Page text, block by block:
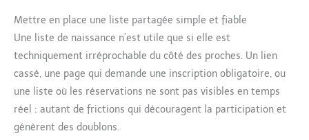
Mettre en place une liste partagée simple et fiable
Une liste de naissance n’est utile que si elle est
techniquement irréprochable du côté des proches. Un lien
cassé, une page qui demande une inscription obligatoire, ou
une liste où les réservations ne sont pas visibles en temps
réel : autant de frictions qui découragent la participation et
génèrent des doublons.